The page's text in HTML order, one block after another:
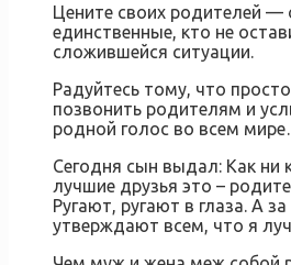
Цените своих родителей —
единственные, кто не
сложившейся ситуации.
Радуйтесь тому, что
позвонить родителям и
родной голос во всем
Сегодня сын выдал: Как ни
лучшие друзья это –
Ругают, ругают в глаза. А за
утверждают всем, что я